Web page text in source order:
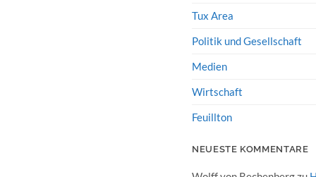
Tux Area
Politik und Gesellschaft
Medien
Wirtschaft
Feuillton
NEUESTE KOMMENTARE